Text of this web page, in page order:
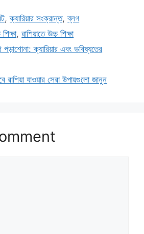
,ক্যারিয়ার সংক্রান্ত,ব্লগ
,রাশিয়াতে উচ্চ শিক্ষা
পড়াশোনা: ক্যারিয়ার এবং ভবিষ্যতের
রাশিয়া যাওয়ার সেরা উপায়গুলো জানুন